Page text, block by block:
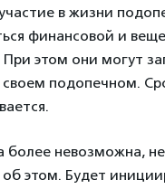
в жизни
финансовой и
этом они могут
своем подопечном.
более невозможна,
этом. Будет